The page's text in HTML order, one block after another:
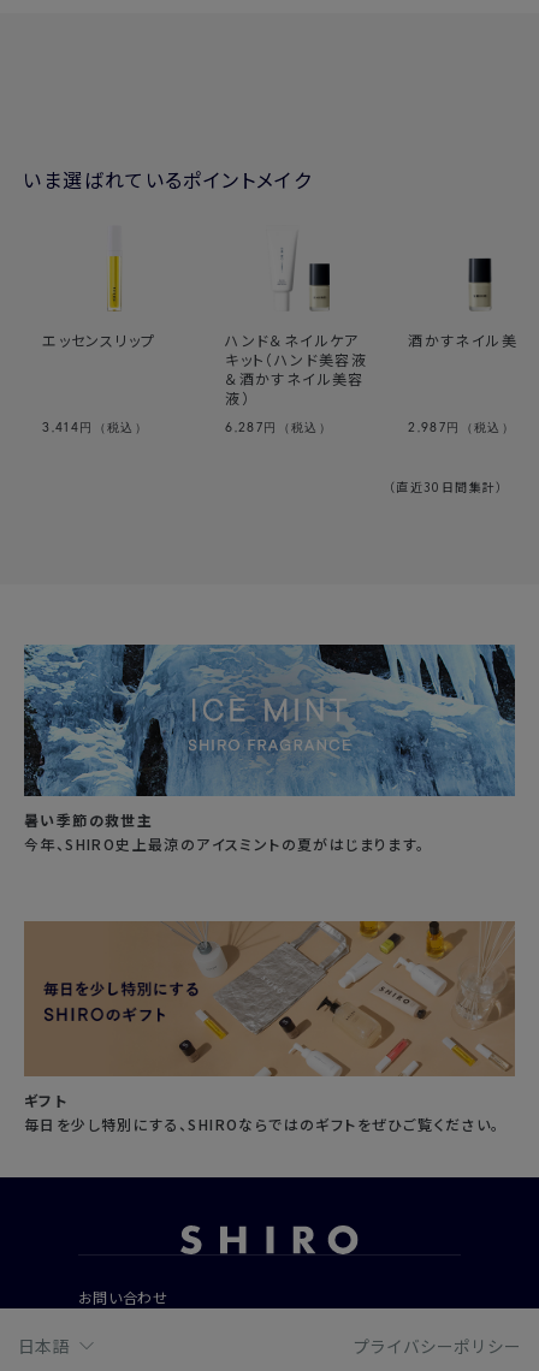
いま選ばれているポイントメイク
エッセンスリップ
3,414 円（税込）
ハンド＆ネイルケア
キット（ハンド美容液
＆酒かすネイル美容
液）
6,287 円（税込）
酒かすネイル美容
2,987 円（税込）
（直近30日間集計）
暑い季節の救世主
今年、SHIRO史上最涼のアイスミントの夏がはじまります。
ギフト
毎日を少し特別にする、SHIROならではのギフトをぜひご覧ください。
お問い合わせ
よくあるご質問
日本語 プライバシーポリシー